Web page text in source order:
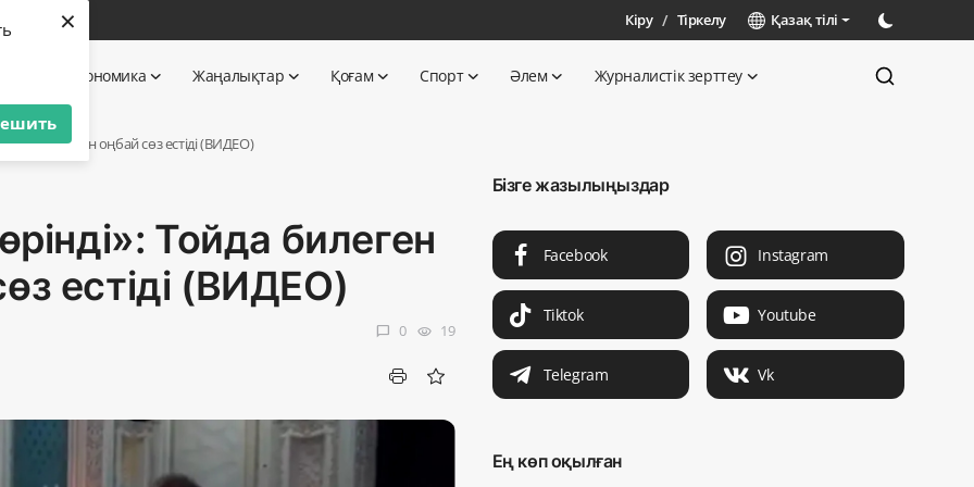
× Кіру / Тіркелу Қазақ тілі
Экономика Жаңалықтар Қоғам Спорт Әлем Журналистік зерттеу
әйел жұрттан оңбай сөз естіді (ВИДЕО)
Тойда билеген
естіді (ВИДЕО)
chat_bubble 0 visibility 19
Бізге жазылыңыздар
Facebook Instagram
Tiktok Youtube
Telegram Vk
Ең көп оқылған